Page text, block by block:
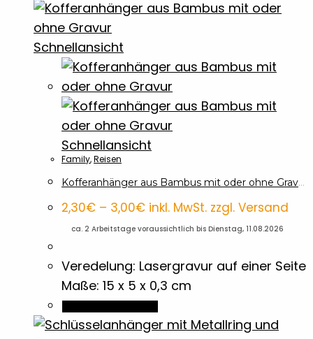
Banner 7
Baumwolltaschen
BBQ Accossoires
Beutel
Bierdeckel 2
Blöcke 2
Briefpapier
Schnellansicht
Schnellansicht
Family,Reisen
Kofferanhänger aus Bambus mit oder ohne Gravur
2,30€ – 3,00€Preisspanne:
2,30€
bis
inkl. MwSt. zzgl. Versand
ca. 2 Arbeitstage voraussichtlich bis Dienstag, 11.08.2026
Veredelung: Lasergravur auf einer Seite
Maße: 15 x 5 x 0,3 cm
Produkt